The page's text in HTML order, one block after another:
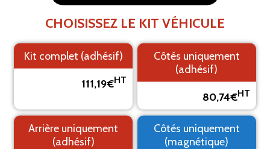
CHOISISSEZ LE KIT VÉHICULE
Kit complet (adhésif)
111,19€HT
Côtés uniquement
(adhésif)
80,74€HT
Arrière uniquement
(adhésif)
Côtés uniquement
(magnétique)
1. Fond 2. Logo 3. Texte 4. Aperçu
PRÉVISUALISEZ VOTRE MARQUAGE ADHÉSIF